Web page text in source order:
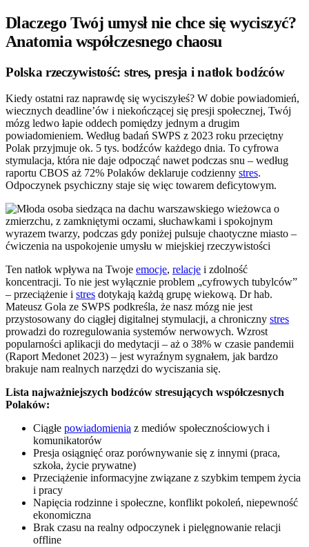
Dlaczego Twój umysł nie chce się wyciszyć?
Anatomia współczesnego chaosu
Polska rzeczywistość: stres, presja i natłok bodźców
Kiedy ostatni raz naprawdę się wyciszyłeś? W dobie powiadomień,
wiecznych deadline’ów i niekończącej się presji społecznej, Twój
mózg ledwo łapie oddech pomiędzy jednym a drugim
powiadomieniem. Według badań SWPS z 2023 roku przeciętny
Polak przyjmuje ok. 5 tys. bodźców każdego dnia. To cyfrowa
stymulacja, która nie daje odpocząć nawet podczas snu – według
raportu CBOS aż 72% Polaków deklaruje codzienny stres.
Odpoczynek psychiczny staje się więc towarem deficytowym.
Ten natłok wpływa na Twoje emocje, relacje i zdolność
koncentracji. To nie jest wyłącznie problem „cyfrowych tubylców”
– przeciążenie i stres dotykają każdą grupę wiekową. Dr hab.
Mateusz Gola ze SWPS podkreśla, że nasz mózg nie jest
przystosowany do ciągłej digitalnej stymulacji, a chroniczny stres
prowadzi do rozregulowania systemów nerwowych. Wzrost
popularności aplikacji do medytacji – aż o 38% w czasie pandemii
(Raport Medonet 2023) – jest wyraźnym sygnałem, jak bardzo
brakuje nam realnych narzędzi do wyciszania się.
Lista najważniejszych bodźców stresujących współczesnych
Polaków:
Ciągłe powiadomienia z mediów społecznościowych i
komunikatorów
Presja osiągnięć oraz porównywanie się z innymi (praca,
szkoła, życie prywatne)
Przeciążenie informacyjne związane z szybkim tempem życia
i pracy
Napięcia rodzinne i społeczne, konflikt pokoleń, niepewność
ekonomiczna
Brak czasu na realny odpoczynek i pielęgnowanie relacji
offline